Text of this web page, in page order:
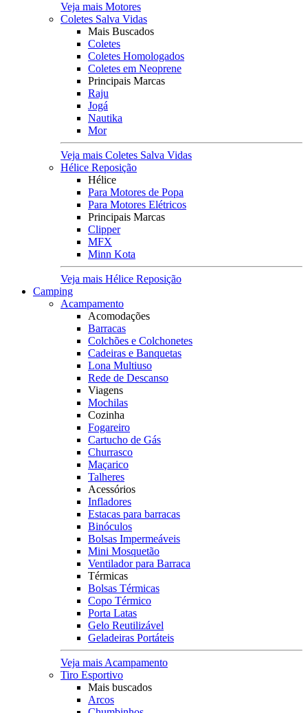
Veja mais Motores
Coletes Salva Vidas
Mais Buscados
Coletes
Coletes Homologados
Coletes em Neoprene
Principais Marcas
Raju
Jogá
Nautika
Mor
Veja mais Coletes Salva Vidas
Hélice Reposição
Hélice
Para Motores de Popa
Para Motores Elétricos
Principais Marcas
Clipper
MFX
Minn Kota
Veja mais Hélice Reposição
Camping
Acampamento
Acomodações
Barracas
Colchões e Colchonetes
Cadeiras e Banquetas
Lona Multiuso
Rede de Descanso
Viagens
Mochilas
Cozinha
Fogareiro
Cartucho de Gás
Churrasco
Maçarico
Talheres
Acessórios
Infladores
Estacas para barracas
Binóculos
Bolsas Impermeáveis
Mini Mosquetão
Ventilador para Barraca
Térmicas
Bolsas Térmicas
Copo Térmico
Porta Latas
Gelo Reutilizável
Geladeiras Portáteis
Veja mais Acampamento
Tiro Esportivo
Mais buscados
Arcos